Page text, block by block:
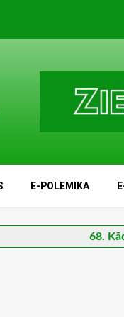
E-POLEMIKA
68.